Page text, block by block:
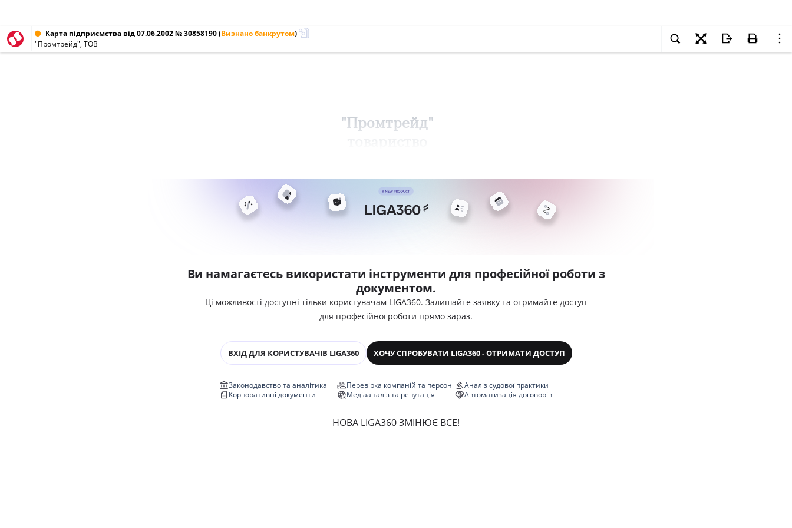
Карта підприємства від 07.06.2002 № 30858190(Визнано банкрутом)
"Промтрейд", ТОВ
"Промтрейд"
Ви намагаєтесь використати інструменти для професійної роботи з
документом.
Ці можливості доступні тільки користувачам LIGA360. Залишайте заявку та отримайте доступ
для професійної роботи прямо зараз.
ВХІД ДЛЯ КОРИСТУВАЧІВ LIGA360 ХОЧУ СПРОБУВАТИ LIGA360 - ОТРИМАТИ ДОСТУП
Законодавство та аналітика
Корпоративні документи
Перевірка компаній та персон
Медіааналіз та репутація
Аналіз судової практики
Автоматизація договорів
НОВА LIGA360 ЗМІНЮЄ ВСЕ!